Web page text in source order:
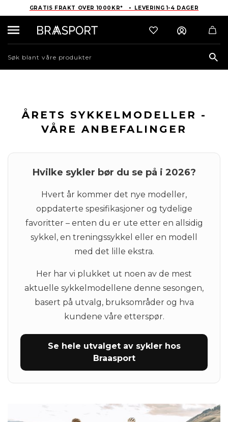
GRATIS FRAKT OVER 1000KR* • LEVERING 1-4 DAGER
ÅRETS SYKKELMODELLER -
VÅRE ANBEFALINGER
Hvilke sykler bør du se på i 2026?
Hvert år kommer det nye modeller,
oppdaterte spesifikasjoner og tydelige
favoritter – enten du er ute etter en allsidig
sykkel, en treningssykkel eller en modell
med det lille ekstra.
Her har vi plukket ut noen av de mest
aktuelle sykkelmodellene denne sesongen,
basert på utvalg, bruksområder og hva
kundene våre etterspør.
Se hele utvalget av sykler hos
Braasport